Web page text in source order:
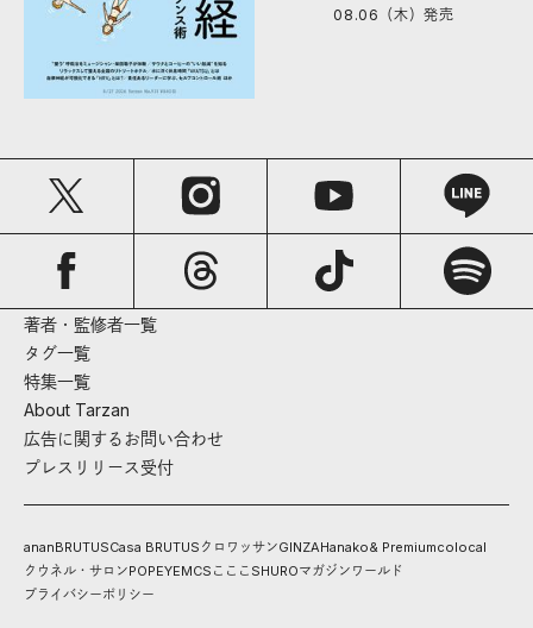
08.06（木）発売
著者・監修者一覧
タグ一覧
特集一覧
About Tarzan
広告に関するお問い合わせ
プレスリリース受付
ananBRUTUSCasa BRUTUS クロワッサンGINZAHanako& Premiumcolocal
クウネル・サロンPOPEYEMCS こここ SHUROマガジンワールド
プライバシーポリシー